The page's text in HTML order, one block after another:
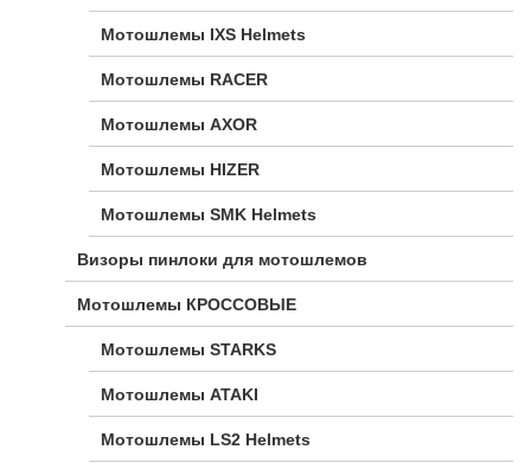
Мотошлемы IXS Helmets
Мотошлемы RACER
Мотошлемы AXOR
Мотошлемы HIZER
Мотошлемы SMK Helmets
Визоры пинлоки для мотошлемов
Мотошлемы КРОССОВЫЕ
Мотошлемы STARKS
Мотошлемы ATAKI
Мотошлемы LS2 Helmets